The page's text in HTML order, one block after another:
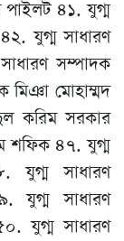
৪১. যুগ্ম
যুগ্ম সাধারণ
সম্পাদক
মিঞা মোহাম্মদ
করিম সরকার
শফিক ৪৭. যুগ্ম
যুগ্ম সাধারণ
যুগ্ম সাধারণ
যুগ্ম সাধারণ